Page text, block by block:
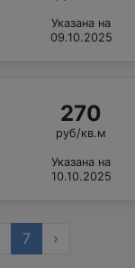
Указана на
09.10.2025
270
руб/кв.м
Указана на
10.10.2025
7 ›